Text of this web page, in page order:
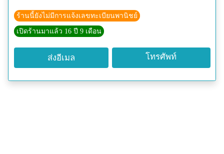
ร้านนี้ยังไม่มีการแจ้งเลขทะเบียนพานิชย์
เปิดร้านมาแล้ว 16 ปี 9 เดือน
ส่งอีเมล โทรศัพท์